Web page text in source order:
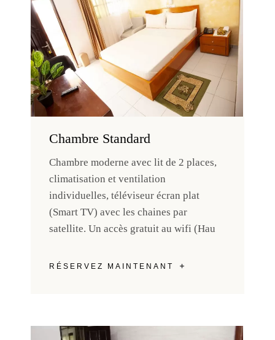
Chambre Standard
Chambre moderne avec lit de 2 places,
climatisation et ventilation
individuelles, téléviseur écran plat
(Smart TV) avec les chaines par
satellite. Un accès gratuit au wifi (Hau
RÉSERVEZ MAINTENANT